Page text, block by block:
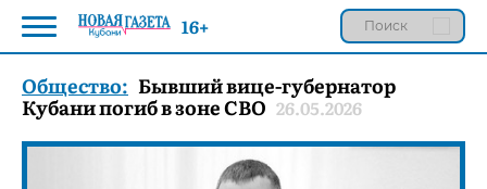
Общество: Бывший вице-губернатор
Кубани погиб в зоне СВО 26.05.2026
16+